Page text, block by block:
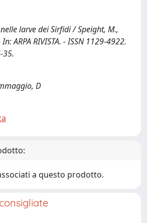
larve dei Sirfidi / Speight, M.,
ARPA RIVISTA. - ISSN 1129-4922.
35.
D
a questo prodotto.